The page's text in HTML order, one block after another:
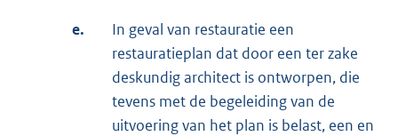
e.
In geval van restauratie een
restauratieplan dat door een ter zake
deskundig architect is ontworpen, die
tevens met de begeleiding van de
uitvoering van het plan is belast, een en